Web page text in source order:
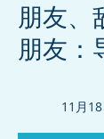
朋友、
朋友：
11月